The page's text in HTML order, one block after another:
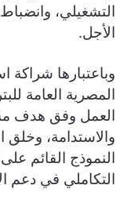
التشغيلي،
الأجل.
وباعتبارها شراكة
المصرية العامة
العمل وفق هدف
والاستدامة، وخلق
النموذج القائم
التكاملي في دعم